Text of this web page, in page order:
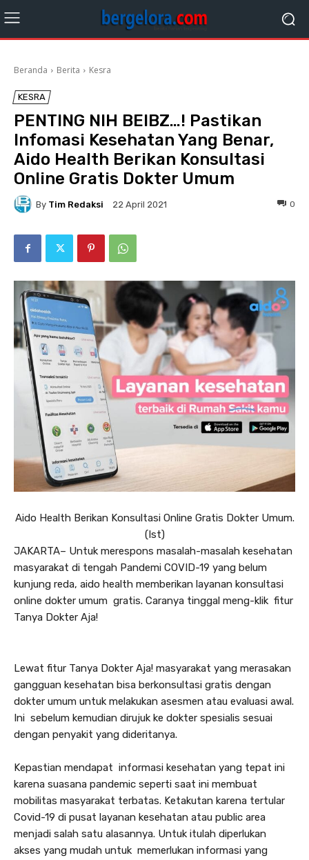
Beranda Berita Kesra
KESRA
PENTING NIH BEIBZ…! Pastikan
Infomasi Kesehatan Yang Benar,
Aido Health Berikan Konsultasi
Online Gratis Dokter Umum
By Tim Redaksi 22 April 2021 0
Aido Health Berikan Konsultasi Online Gratis Dokter Umum.
(Ist)
JAKARTA– Untuk merespons masalah-masalah kesehatan
masyarakat di tengah Pandemi COVID-19 yang belum
kunjung reda, aido health memberikan layanan konsultasi
online dokter umum gratis. Caranya tinggal meng-klik fitur
Tanya Dokter Aja!
Lewat fitur Tanya Dokter Aja! masyarakat yang merasakan
gangguan kesehatan bisa berkonsultasi gratis dengan
dokter umum untuk melakukan asesmen atau evaluasi awal.
Ini sebelum kemudian dirujuk ke dokter spesialis sesuai
dengan penyakit yang dideritanya.
Kepastian mendapat informasi kesehatan yang tepat ini
karena suasana pandemic seperti saat ini membuat
mobilitas masyarakat terbatas. Ketakutan karena tertular
Covid-19 di pusat layanan kesehatan atau public area
menjadi salah satu alasannya. Untuk itulah diperlukan
akses yang mudah untuk memerlukan informasi yang